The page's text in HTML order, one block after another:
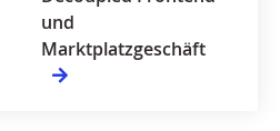
und
Marktplatzgeschäft